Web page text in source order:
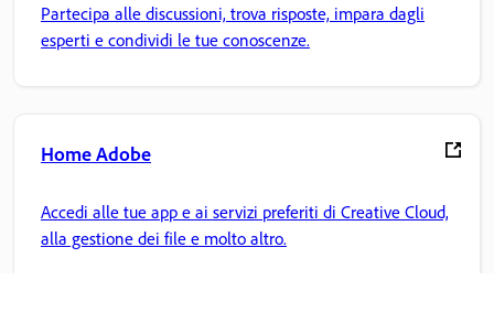
Partecipa alle discussioni, trova risposte, impara dagli
esperti e condividi le tue conoscenze.
Home Adobe
Accedi alle tue app e ai servizi preferiti di Creative Cloud,
alla gestione dei file e molto altro.